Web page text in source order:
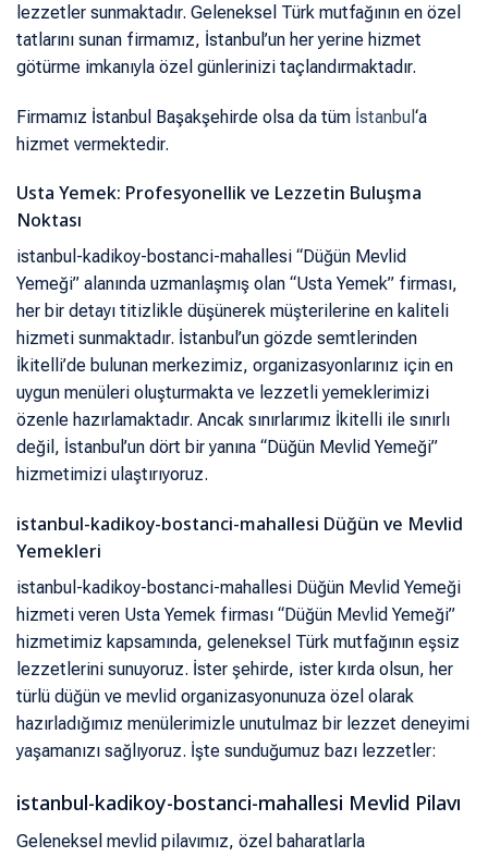
lezzetler sunmaktadır. Geleneksel Türk mutfağının en özel
tatlarını sunan firmamız, İstanbul’un her yerine hizmet
götürme imkanıyla özel günlerinizi taçlandırmaktadır.
Firmamız İstanbul Başakşehirde olsa da tüm İstanbul ‘a
hizmet vermektedir.
Usta Yemek: Profesyonellik ve Lezzetin Buluşma
Noktası
istanbul-kadikoy-bostanci-mahallesi “Düğün Mevlid
Yemeği” alanında uzmanlaşmış olan “Usta Yemek” firması,
her bir detayı titizlikle düşünerek müşterilerine en kaliteli
hizmeti sunmaktadır. İstanbul’un gözde semtlerinden
İkitelli’de bulunan merkezimiz, organizasyonlarınız için en
uygun menüleri oluşturmakta ve lezzetli yemeklerimizi
özenle hazırlamaktadır. Ancak sınırlarımız İkitelli ile sınırlı
değil, İstanbul’un dört bir yanına “Düğün Mevlid Yemeği”
hizmetimizi ulaştırıyoruz.
istanbul-kadikoy-bostanci-mahallesi Düğün ve Mevlid
Yemekleri
istanbul-kadikoy-bostanci-mahallesi Düğün Mevlid Yemeği
hizmeti veren Usta Yemek firması “Düğün Mevlid Yemeği”
hizmetimiz kapsamında, geleneksel Türk mutfağının eşsiz
lezzetlerini sunuyoruz. İster şehirde, ister kırda olsun, her
türlü düğün ve mevlid organizasyonunuza özel olarak
hazırladığımız menülerimizle unutulmaz bir lezzet deneyimi
yaşamanızı sağlıyoruz. İşte sunduğumuz bazı lezzetler:
istanbul-kadikoy-bostanci-mahallesi Mevlid Pilavı
Geleneksel mevlid pilavımız, özel baharatlarla